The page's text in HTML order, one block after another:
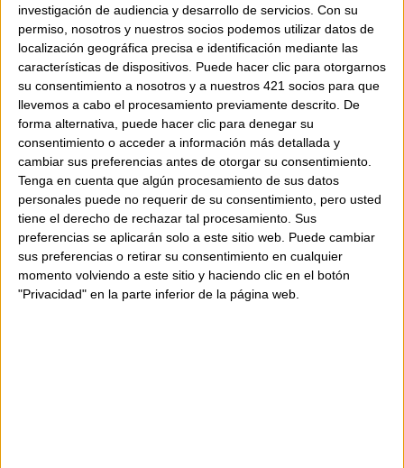
investigación de audiencia y desarrollo de servicios. Con su
permiso, nosotros y nuestros socios podemos utilizar datos de
localización geográfica precisa e identificación mediante las
características de dispositivos. Puede hacer clic para otorgarnos
su consentimiento a nosotros y a nuestros 421 socios para que
llevemos a cabo el procesamiento previamente descrito. De
forma alternativa, puede hacer clic para denegar su
consentimiento o acceder a información más detallada y
cambiar sus preferencias antes de otorgar su consentimiento.
Tenga en cuenta que algún procesamiento de sus datos
personales puede no requerir de su consentimiento, pero usted
tiene el derecho de rechazar tal procesamiento. Sus
preferencias se aplicarán solo a este sitio web. Puede cambiar
sus preferencias o retirar su consentimiento en cualquier
momento volviendo a este sitio y haciendo clic en el botón
"Privacidad" en la parte inferior de la página web.
La bossa destaca per la seva silueta ampla,
lleugera i flexible, confeccionada amb un
delicat teixit efecte seda elaborat amb
polièster reciclat. El disseny plisat li aporta
moviment i elegància, mentre que la nansa
de pell incorpora un refinat mosquetó
metàl·lic daurat ideal per subjectar la
pochette, les claus o petits objectes
essencials dins la bossa.
La pochette coordinada, confeccionada amb
el mateix teixit efecte seda, incorpora